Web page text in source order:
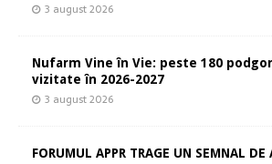
3 august 2026
Nufarm Vine în Vie: peste 180
vizitate în 2026-2027
3 august 2026
FORUMUL APPR TRAGE UN SEMNAL DE